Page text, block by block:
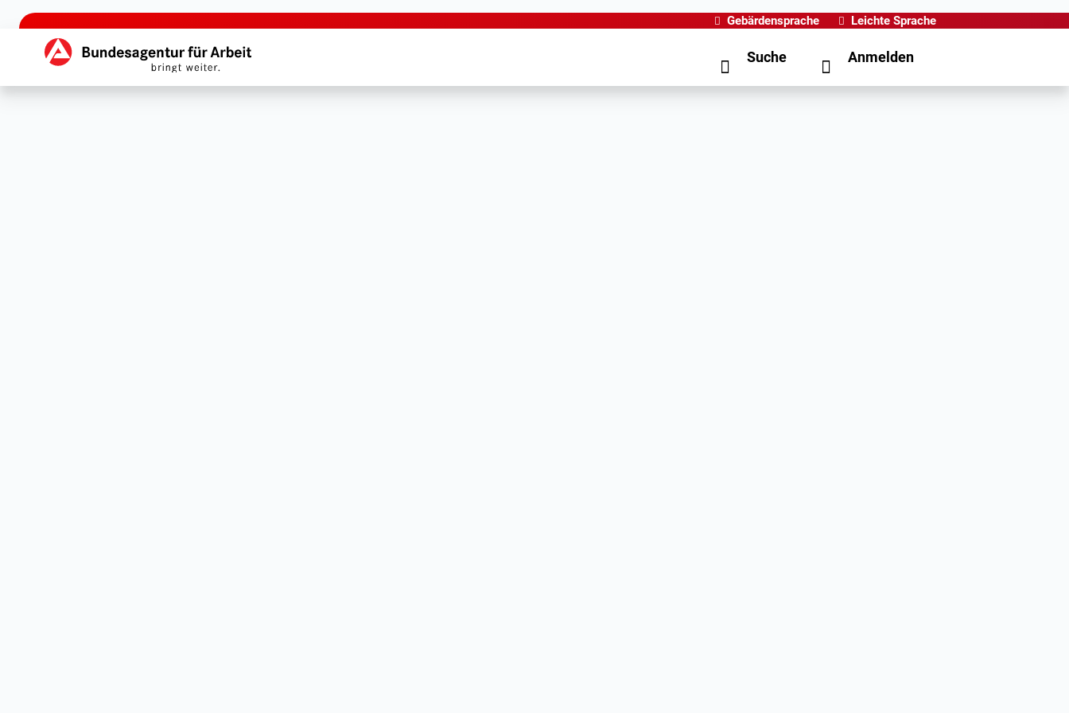
zu den Hauptinhalten springen
Gebärdensprache Leichte Sprache
Hauptnavigation Suche Anmelden